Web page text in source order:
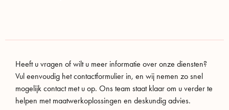
Heeft u vragen of wilt u meer informatie over onze diensten?
Vul eenvoudig het contactformulier in, en wij nemen zo snel
mogelijk contact met u op. Ons team staat klaar om u verder te
helpen met maatwerkoplossingen en deskundig advies.